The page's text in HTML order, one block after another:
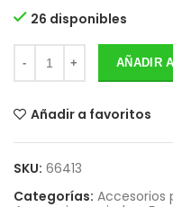
26 disponibles
AÑADIR
Añadir a favoritos
SKU: 66413
Categorías: Accesorios